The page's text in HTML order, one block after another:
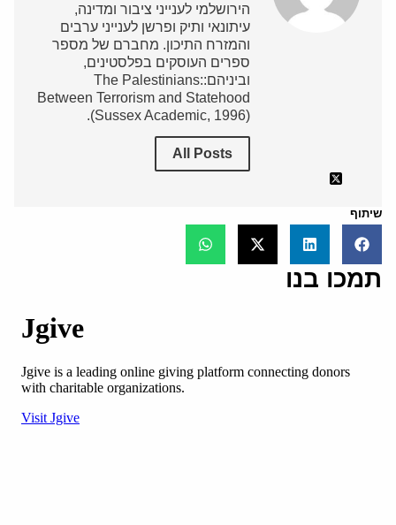
הירושלמי לענייני ציבור ומדינה,
עיתונאי ותיק ופרשן לענייני ערבים
והמזרח התיכון. מחברם של מספר
ספרים העוסקים בפלסטינים,
וביניהם:The Palestinians:
Between Terrorism and Statehood
(Sussex Academic, 1996).
All Posts
שיתוף
תמכו בנו